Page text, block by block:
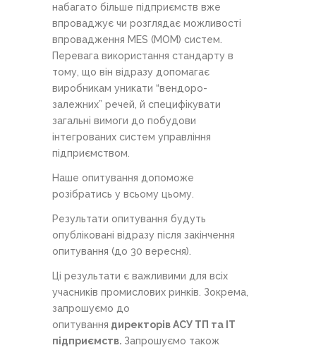
набагато більше підприємств вже
впроваджує чи розглядає можливості
впровадження MES (MOM) систем.
Перевага використання стандарту в
тому, що він відразу допомагає
виробникам уникати “вендоро-
залежних” речей, й специфікувати
загальні вимоги до побудови
інтегрованих систем управління
підприємством.
Наше опитування допоможе
розібратись у всьому цьому.
Результати опитування будуть
опубліковані відразу після закінчення
опитування (до 30 вересня).
Ці результати є важливими для всіх
учасників промислових ринків. Зокрема,
запрошуємо до
опитування директорів АСУ ТП та ІТ
підприємств. Запрошуємо також